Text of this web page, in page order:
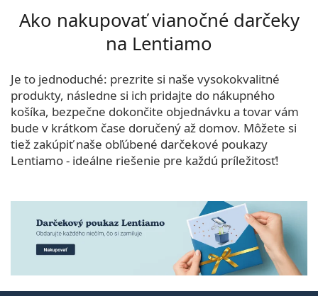
Ako nakupovať vianočné darčeky
na Lentiamo
Je to jednoduché: prezrite si naše vysokokvalitné
produkty, následne si ich pridajte do nákupného
košíka, bezpečne dokončite objednávku a tovar vám
bude v krátkom čase doručený až domov. Môžete si
tiež zakúpiť naše obľúbené darčekové poukazy
Lentiamo - ideálne riešenie pre každú príležitosť!